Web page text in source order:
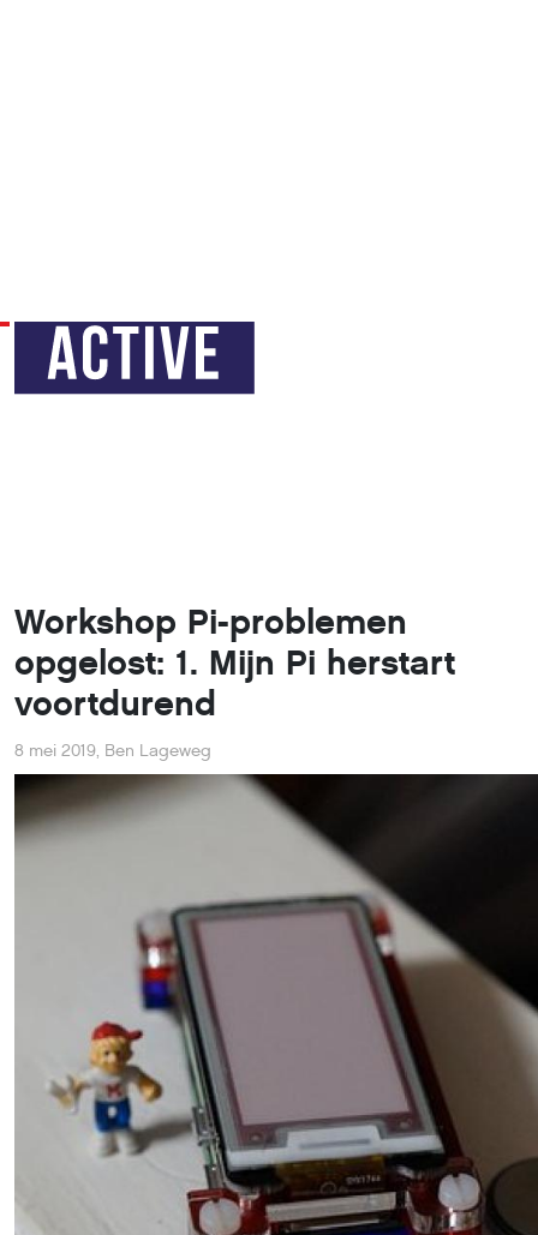
opgelost: 1. Mijn Pi herstart
voortdurend
8 mei 2019,Ben Lageweg